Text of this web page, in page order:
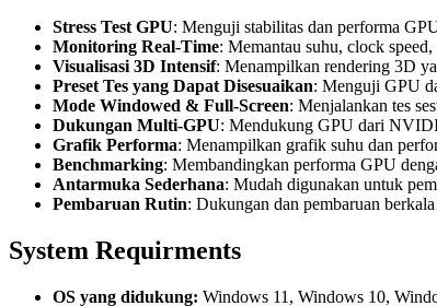
Stress Test GPU: Menguji stabilitas dan performa
Monitoring Real-Time: Memantau suhu, clock
Visualisasi 3D Intensif: Menampilkan rendering 3D
Preset Tes yang Dapat Disesuaikan: Menguji GPU
Mode Windowed & Full-Screen: Menjalankan tes
Dukungan Multi-GPU: Mendukung GPU dari
Grafik Performa: Menampilkan grafik suhu dan
Benchmarking: Membandingkan performa GPU
Antarmuka Sederhana: Mudah digunakan untuk
Pembaruan Rutin: Dukungan dan pembaruan
System Requirments
OS yang didukung: Windows 11, Windows 10,